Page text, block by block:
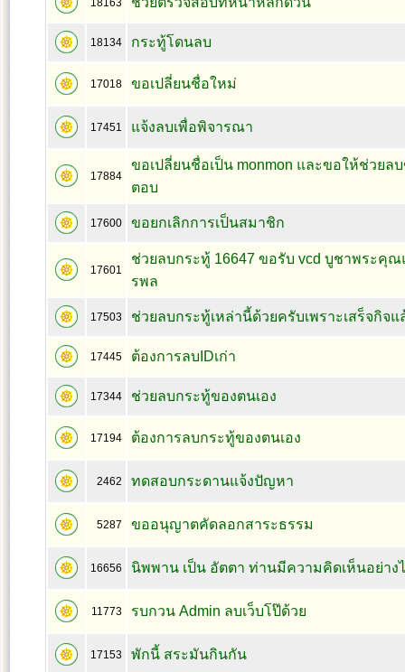
18163
18134 กระทู้โดนลบ
17018 ขอเปลี่ยนชื่อใหม่
17451 แจ้งลบเพื่อพิจารณา
17884
ขอเปลี่ยนชื่อเป็น monmon และขอให้ช่วยล
ตอบ
17600 ขอยกเลิกการเป็นสมาชิก
17601
ช่วยลบกระทู้ 16647 ขอรับ vcd บูชาพระคุ
รพล
17503 ช่วยลบกระทู้เหล่านี้ด้วยครับเพราะเสร็จกิจแ
17445 ต้องการลบIDเก่า
17344 ช่วยลบกระทู้ของตนเอง
17194 ต้องการลบกระทู้ของตนเอง
2462 ทดสอบกระดานแจ้งปัญหา
5287 ขออนุญาตคัดลอกสาระธรรม
16656 นิพพาน เป็น อัตตา ท่านมีความคิดเห็นอย่าง
11773 รบกวน Admin ลบเว็บโป๊ด้วย
17153 พักนี้ สระมันกินกัน